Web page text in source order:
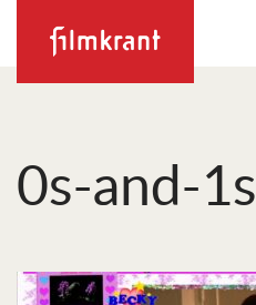
0s-and-1s